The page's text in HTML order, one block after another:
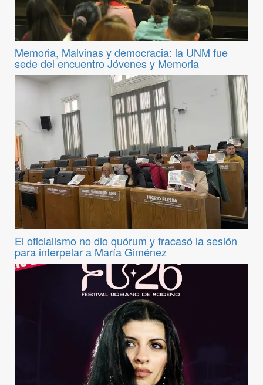
Memoria, Malvinas y democracia: la UNM fue
sede del encuentro Jóvenes y Memoria
El oficialismo no dio quórum y fracasó la sesión
para interpelar a María Giménez